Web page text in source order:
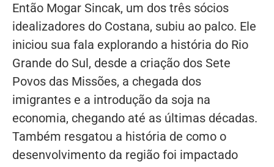
Então Mogar Sincak, um dos três sócios
idealizadores do Costana, subiu ao palco. Ele
iniciou sua fala explorando a história do Rio
Grande do Sul, desde a criação dos Sete
Povos das Missões, a chegada dos
imigrantes e a introdução da soja na
economia, chegando até as últimas décadas.
Também resgatou a história de como o
desenvolvimento da região foi impactado